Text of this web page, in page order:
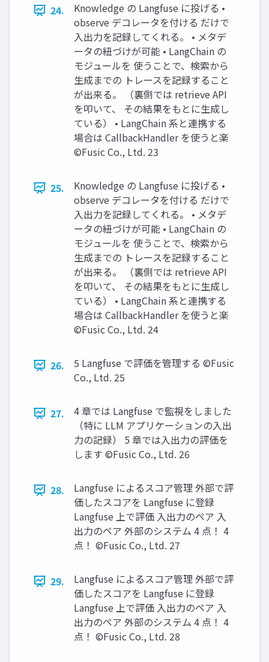
24.
Knowledge の Langfuse に投げる •
observe デコレータを付ける だけで
入出力を記録してくれる。 • メタデ
ータの紐づけが可能 • LangChain の
モジュールを 使うことで、検索から
生成までの トレースを記録すること
が出来る。 （裏側では retrieve API
を叩いて、 その結果をもとに生成し
ている） • LangChain 系と連携する
場合は CallbackHandler を使うと楽
©Fusic Co., Ltd. 23
25.
Knowledge の Langfuse に投げる •
observe デコレータを付ける だけで
入出力を記録してくれる。 • メタデ
ータの紐づけが可能 • LangChain の
モジュールを 使うことで、検索から
生成までの トレースを記録すること
が出来る。 （裏側では retrieve API
を叩いて、 その結果をもとに生成し
ている） • LangChain 系と連携する
場合は CallbackHandler を使うと楽
©Fusic Co., Ltd. 24
26.
5 Langfuse で評価を管理する ©Fusic
Co., Ltd. 25
27.
4 章では Langfuse で監視をしました
（特に LLM アプリケーションの入出
力の記録） 5 章では入出力の評価を
します ©Fusic Co., Ltd. 26
28.
Langfuse によるスコア管理 外部で評
価したスコアを Langfuse に登録
Langfuse 上で評価 入出力のペア 入
出力のペア 外部のシステム 4 点！ 4
点！ ©Fusic Co., Ltd. 27
29.
Langfuse によるスコア管理 外部で評
価したスコアを Langfuse に登録
Langfuse 上で評価 入出力のペア 入
出力のペア 外部のシステム 4 点！ 4
点！ ©Fusic Co., Ltd. 28